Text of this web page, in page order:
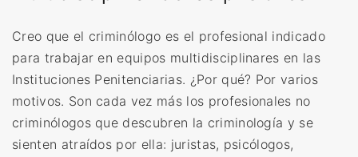
Creo que el criminólogo es el profesional indicado
para trabajar en equipos multidisciplinares en las
Instituciones Penitenciarias. ¿Por qué? Por varios
motivos. Son cada vez más los profesionales no
criminólogos que descubren la criminología y se
sienten atraídos por ella: juristas, psicólogos,